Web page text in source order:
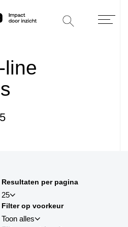
line
Resultaten per pagina
25
25
Filter op voorkeur
Toon alles
sortby_title:desc
sortby_palga:asc